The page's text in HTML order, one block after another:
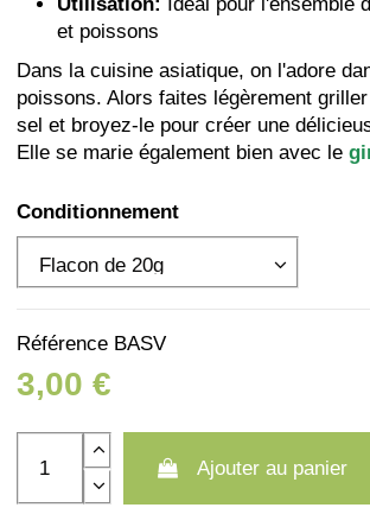
et poissons
Dans la cuisine asiatique, on l'adore
poissons. Alors faites légèrement
sel et broyez-le pour créer une
Elle se marie également bien avec le
Conditionnement
Référence BASV
3,00 €
Ajouter au panier